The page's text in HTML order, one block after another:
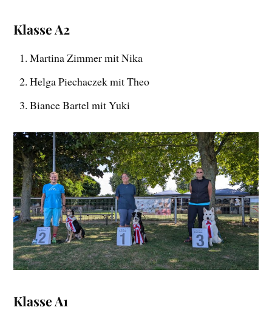
Klasse A2
Martina Zimmer mit Nika
Helga Piechaczek mit Theo
Biance Bartel mit Yuki
Klasse A1